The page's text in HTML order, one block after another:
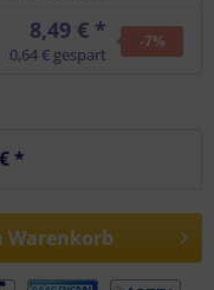
8,49 € *
0,64 € gespart
-7%
*
Warenkorb